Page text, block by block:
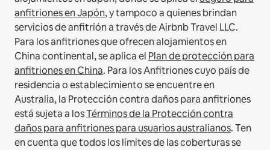
anfitriones en Japón, y tampoco a quienes brindan
servicios de anfitrión a través de Airbnb Travel LLC.
Para los anfitriones que ofrecen alojamientos en
China continental, se aplica el Plan de protección para
anfitriones en China. Para los Anfitriones cuyo país de
residencia o establecimiento se encuentre en
Australia, la Protección contra daños para anfitriones
está sujeta a losTérminos de la Protección contra
daños para anfitriones para usuarios australianos. Ten
en cuenta que todos los límites de las coberturas se